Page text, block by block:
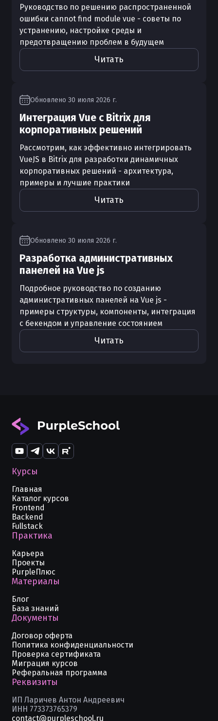
Руководство по решению распространенной
ошибки cannot find module vue - советы по
устранению, настройке среды и
предотвращению проблем в будущем
Читать
Обновлено 30 июля 2026 г.
Интеграция Vue с Bitrix для
корпоративных решений
Рассмотрим, как эффективно интегрировать
VueJS в Bitrix для разработки динамичных
корпоративных решений - архитектура,
примеры и лучшие практики
Читать
Обновлено 30 июля 2026 г.
Разработка административных
панелей на Vue js
Подробное руководство по созданию
административных панелей на Vue js -
примеры структуры, компоненты, интеграция
с бекендом и управление состоянием
Читать
Курсы
Главная
Каталог курсов
Frontend
Backend
Fullstack
Практика
Карьера
Проекты
PurpleПлюс
Материалы
Блог
База знаний
Документы
Договор оферта
Политика конфиденциальности
Проверка сертификата
Миграция курсов
Реферальная программа
Реквизиты
ИП Ларичев Антон Андреевич
ИНН 773373765379
contact@purpleschool.ru